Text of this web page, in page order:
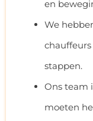
en
We
stappen.
Ons team
moeten